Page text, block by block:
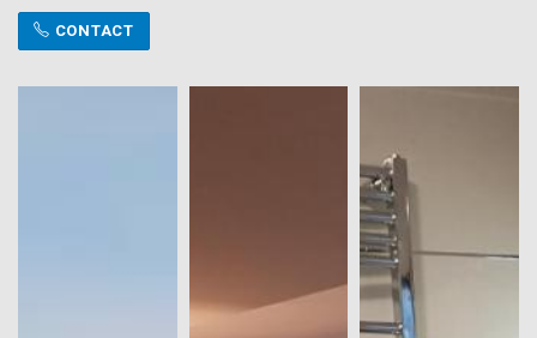
CONTACT